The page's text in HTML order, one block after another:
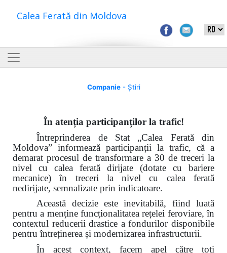
Calea Ferată din Moldova
Companie- Știri
În atenția participanților la trafic!
Întreprinderea de Stat „Calea Ferată din
Moldova” informează participanții la trafic, că a
demarat procesul de transformare a 30 de treceri la
nivel cu calea ferată dirijate (dotate cu bariere
mecanice) în treceri la nivel cu calea ferată
nedirijate, semnalizate prin indicatoare.
Această decizie este inevitabilă, fiind luată
pentru a menține funcționalitatea rețelei feroviare, în
contextul reducerii drastice a fondurilor disponibile
pentru întreținerea și modernizarea infrastructurii.
În acest context, facem apel către toți